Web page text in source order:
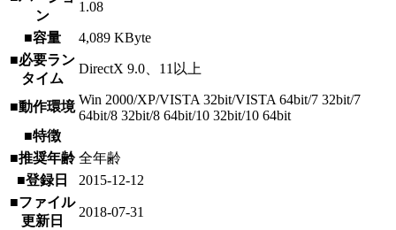
ン
1.08
■容量
4,089 KByte
■必要ラン
タイム
DirectX 9.0、11以上
■動作環境 Win 2000/XP/VISTA 32bit/VISTA 64bit/7 32bit/7
64bit/8 32bit/8 64bit/10 32bit/10 64bit
■特徴
■推奨年齢 全年齢
■登録日
2015-12-12
■ファイル
更新日
2018-07-31